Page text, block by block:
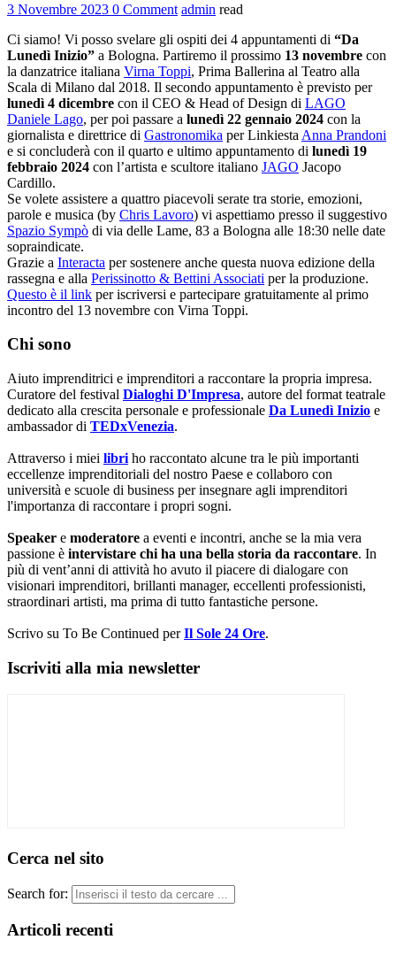
3 Novembre 2023 0 Comment admin read
Ci siamo! Vi posso svelare gli ospiti dei 4 appuntamenti di “Da
Lunedì Inizio” a Bologna. Partiremo il prossimo 13 novembre con
la danzatrice italiana Virna Toppi, Prima Ballerina al Teatro alla
Scala di Milano dal 2018. Il secondo appuntamento è previsto per
lunedì 4 dicembre con il CEO & Head of Design di LAGO
Daniele Lago, per poi passare a lunedì 22 gennaio 2024 con la
giornalista e direttrice di Gastronomika per Linkiesta Anna Prandoni
e si concluderà con il quarto e ultimo appuntamento di lunedì 19
febbraio 2024 con l’artista e scultore italiano JAGO Jacopo
Cardillo.
Se volete assistere a quattro piacevoli serate tra storie, emozioni,
parole e musica (by Chris Lavoro) vi aspettiamo presso il suggestivo
Spazio Sympò di via delle Lame, 83 a Bologna alle 18:30 nelle date
sopraindicate.
Grazie a Interacta per sostenere anche questa nuova edizione della
rassegna e alla Perissinotto & Bettini Associati per la produzione.
Questo è il link per iscriversi e partecipare gratuitamente al primo
incontro del 13 novembre con Virna Toppi.
Chi sono
Aiuto imprenditrici e imprenditori a raccontare la propria impresa.
Curatore del festival Dialoghi D'Impresa, autore del format teatrale
dedicato alla crescita personale e professionale Da Lunedì Inizio e
ambassador di TEDxVenezia.
Attraverso i miei libri ho raccontato alcune tra le più importanti
eccellenze imprenditoriali del nostro Paese e collaboro con
università e scuole di business per insegnare agli imprenditori
l'importanza di raccontare i propri sogni.
Speaker e moderatore a eventi e incontri, anche se la mia vera
passione è intervistare chi ha una bella storia da raccontare. In
più di vent’anni di attività ho avuto il piacere di dialogare con
visionari imprenditori, brillanti manager, eccellenti professionisti,
straordinari artisti, ma prima di tutto fantastiche persone.
Scrivo su To Be Continued perIl Sole 24 Ore.
Iscriviti alla mia newsletter
Cerca nel sito
Search for:
Articoli recenti